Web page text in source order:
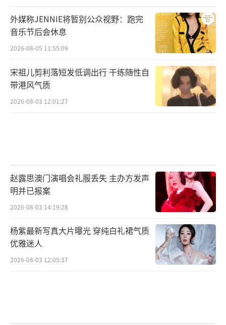
外媒称JENNIE将暂别公众视野：跑完
音乐节后会休息
2026-08-05 11:55:09
宋祖儿剪利落短发低调出行 干练随性自
带港风气质
2026-08-03 12:01:27
赵露思澳门演唱会礼服丢失 主办方发声
明并已报案
2026-08-03 14:19:28
杨紫最新写真大片曝光 穿纯白礼裙气质
优雅迷人
2026-08-03 12:05:37